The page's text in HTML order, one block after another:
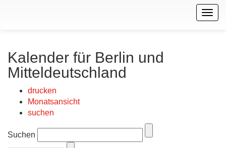
Kalender für Berlin und
Mitteldeutschland
drucken
Monatsansicht
suchen
Suchen